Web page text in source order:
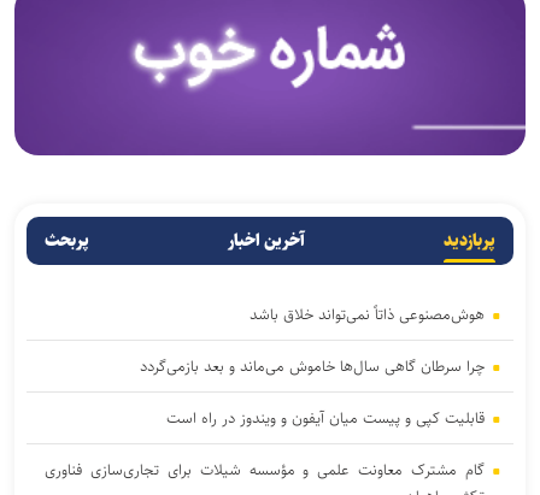
پربازدید آخرین اخبار پربحث
هوش‌مصنوعی ذاتاً نمی‌تواند خلاق باشد
چرا سرطان گاهی سال‌ها خاموش می‌ماند و بعد بازمی‌گردد
قابلیت کپی و پیست میان آیفون و ویندوز در راه است
گام مشترک معاونت علمی و مؤسسه شیلات برای تجاری‌سازی فناوری